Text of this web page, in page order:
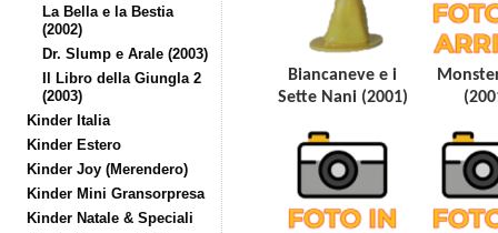
La Bella e la Bestia
(2002)
Dr. Slump e Arale (2003)
Il Libro della Giungla 2
(2003)
Kinder Italia
Kinder Estero
Kinder Joy (Merendero)
Kinder Mini Gransorpresa
Kinder Natale & Speciali
Biancaneve e i
Sette Nani (2001)